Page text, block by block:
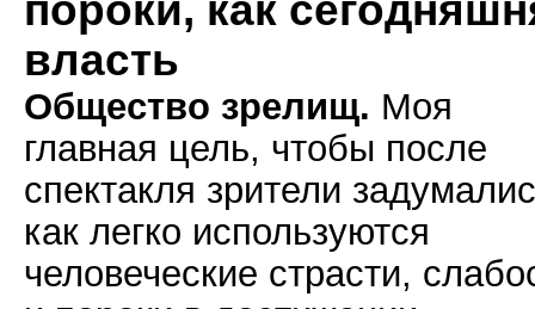
пороки, как
власть
Общество зрелищ. Моя
главная цель, чтобы после
спектакля зрители
как легко используются
человеческие страсти,